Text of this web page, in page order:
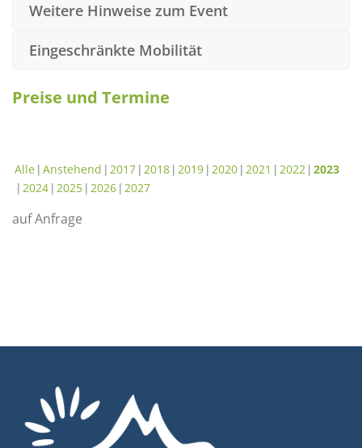
Weitere Hinweise zum Event
Eingeschränkte Mobilität
Preise und Termine
Alle Anstehend 2017 2018 2019 2020 2021 2022 2023
2024 2025 2026 2027
auf Anfrage